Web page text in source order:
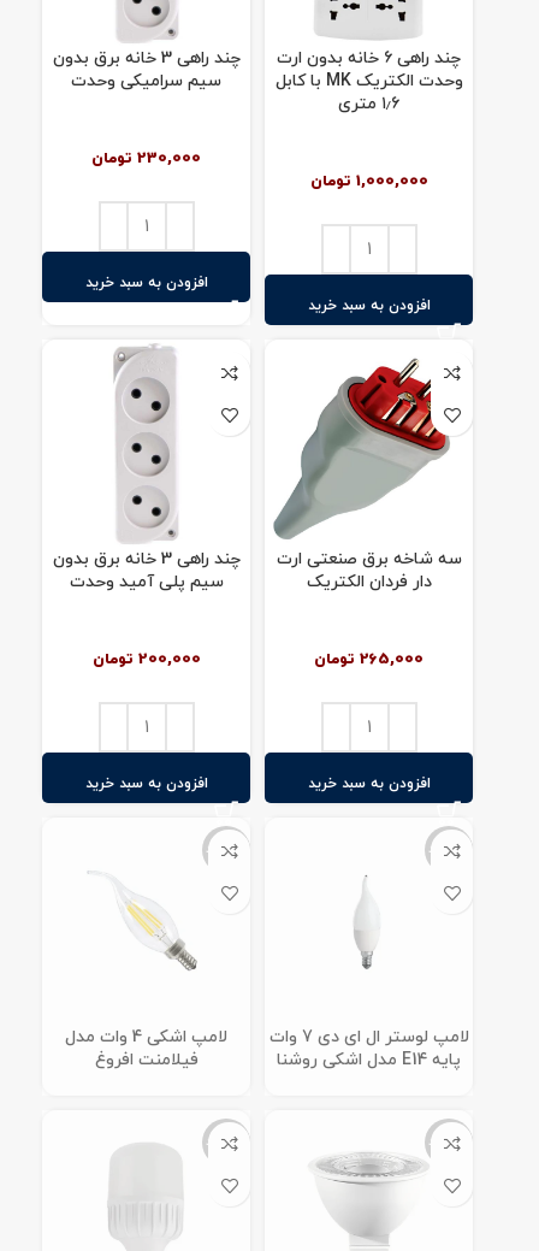
چند راهی ۶ خانه بدون ارت
وحدت الکتریک MK با کابل
۱٫۶ متری
1,000,000 تومان
افزودن به سبد خرید
چند راهی 3 خانه برق بدون
سیم سرامیکی وحدت
230,000 تومان
افزودن به سبد خرید
سه شاخه برق صنعتی ارت
دار فردان الکتریک
265,000 تومان
افزودن به سبد خرید
چند راهی 3 خانه برق بدون
سیم پلی آمید وحدت
200,000 تومان
افزودن به سبد خرید
ناموجود
لامپ لوستر ال ای دی 7 وات
پایه E14 مدل اشکی روشنا
ناموجود
لامپ اشکی 4 وات مدل
فیلامنت افروغ
ناموجود ناموجود